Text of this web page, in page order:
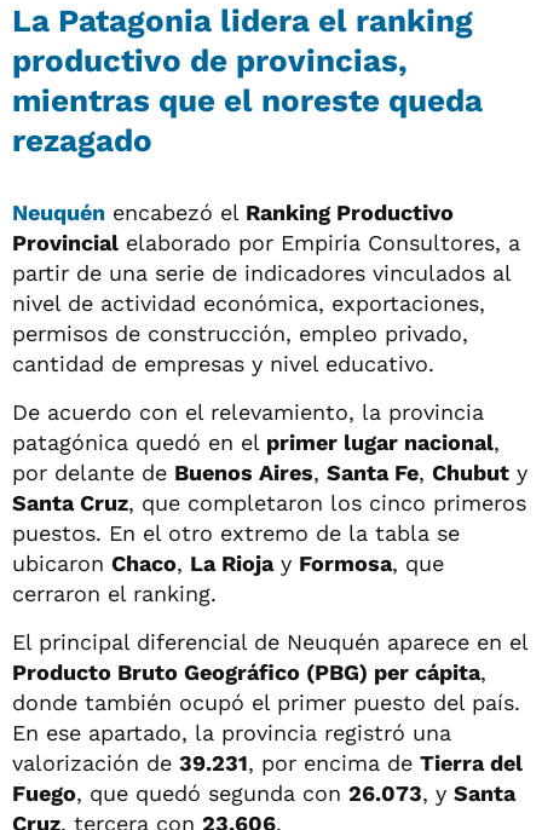
La Patagonia lidera el ranking
productivo de provincias,
mientras que el noreste queda
rezagado
Neuquén encabezó el Ranking Productivo
Provincial elaborado por Empiria Consultores, a
partir de una serie de indicadores vinculados al
nivel de actividad económica, exportaciones,
permisos de construcción, empleo privado,
cantidad de empresas y nivel educativo.
De acuerdo con el relevamiento, la provincia
patagónica quedó en el primer lugar nacional,
por delante de Buenos Aires, Santa Fe, Chubut y
Santa Cruz, que completaron los cinco primeros
puestos. En el otro extremo de la tabla se
ubicaron Chaco, La Riojay Formosa, que
cerraron el ranking.
El principal diferencial de Neuquén aparece en el
Producto Bruto Geográfico (PBG) per cápita,
donde también ocupó el primer puesto del país.
En ese apartado, la provincia registró una
valorización de 39.231, por encima de Tierra del
Fuego, que quedó segunda con 26.073, y Santa
Cruz, tercera con 23.606.